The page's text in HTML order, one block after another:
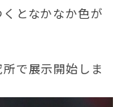
となかなか色が
で展示開始しま